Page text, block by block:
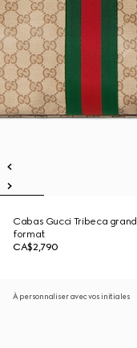
Cabas Gucci Tribeca grand
format
CA$2,790
À personnaliser avec vos initiales